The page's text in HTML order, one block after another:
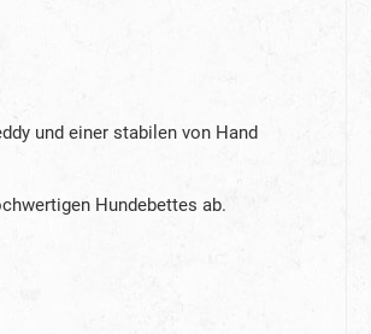
und einer stabilen von Hand
Hundebettes ab.